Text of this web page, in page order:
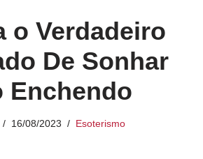
o Verdadeiro
De Sonhar
Enchendo
16/08/2023 Esoterismo